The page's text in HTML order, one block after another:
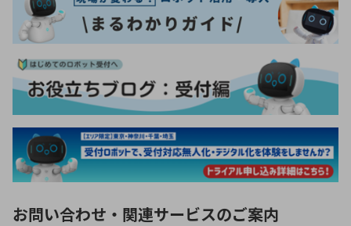
お問い合わせ・関連サービスのご案内